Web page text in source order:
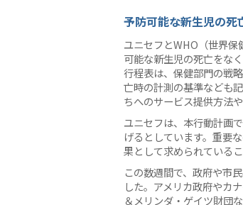
予防可能な新生児の死
ユニセフとWHO（世界保
可能な新生児の死亡をな
行程表は、保健部門の戦
亡時の計測の基準なども
ちへのサービス提供方法
ユニセフは、本行動計画
げるとしています。重要
果として求められているこ
この数週間で、政府や市
した。アメリカ政府やカ
＆メリンダ・ゲイツ財団